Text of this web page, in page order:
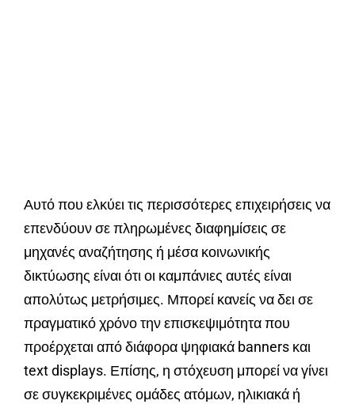
Αυτό που ελκύει τις περισσότερες επιχειρήσεις να
επενδύουν σε πληρωμένες διαφημίσεις σε
μηχανές αναζήτησης ή μέσα κοινωνικής
δικτύωσης είναι ότι οι καμπάνιες αυτές είναι
απολύτως μετρήσιμες. Μπορεί κανείς να δει σε
πραγματικό χρόνο την επισκεψιμότητα που
προέρχεται από διάφορα ψηφιακά banners και
text displays. Επίσης, η στόχευση μπορεί να γίνει
σε συγκεκριμένες ομάδες ατόμων, ηλικιακά ή